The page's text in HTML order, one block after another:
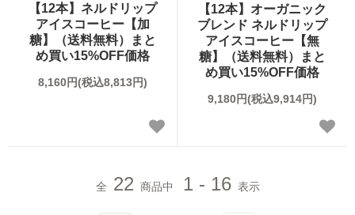
【12本】ネルドリップ
アイスコーヒー【加
糖】（送料無料）まと
め買い15%OFF価格
8,160円(税込8,813円)
【12本】オーガニック
ブレンド ネルドリップ
アイスコーヒー【無
糖】（送料無料）まと
め買い15%OFF価格
9,180円(税込9,914円)
全 22 商品中 1 - 16 表示